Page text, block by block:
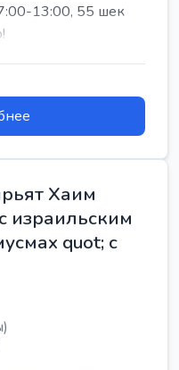
13:00, 55 шек
Хаим
израильским
quot; с